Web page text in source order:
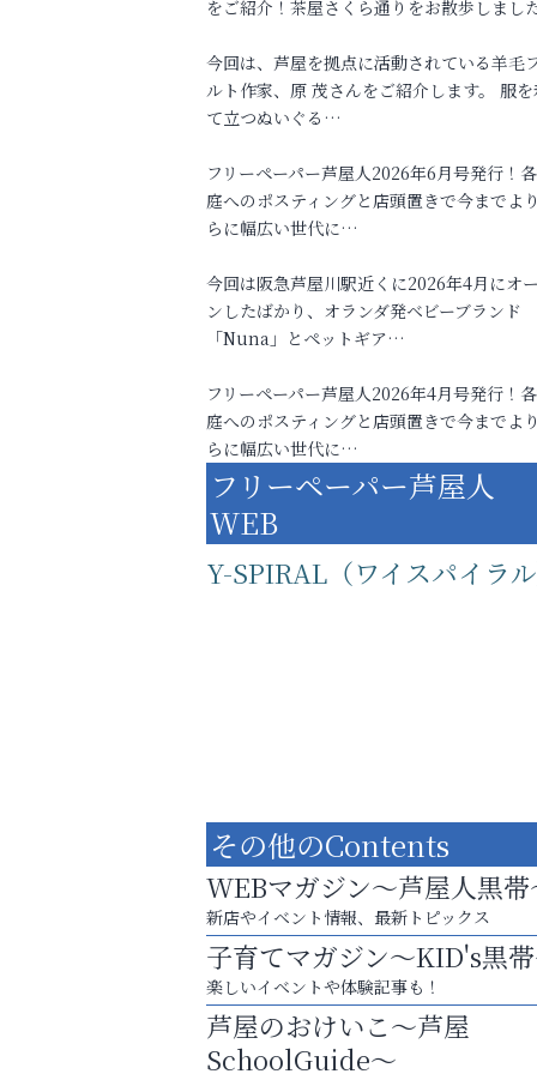
をご紹介！茶屋さくら通りをお散歩しまし
今回は、芦屋を拠点に活動されている羊毛
ルト作家、原 茂さんをご紹介します。 服を
て立つぬいぐる…
フリーペーパー芦屋人2026年6月号発行！
庭へのポスティングと店頭置きで今までよ
らに幅広い世代に…
今回は阪急芦屋川駅近くに2026年4月にオ
ンしたばかり、オランダ発ベビーブランド
「Nuna」とペットギア…
フリーペーパー芦屋人2026年4月号発行！
庭へのポスティングと店頭置きで今までよ
らに幅広い世代に…
フリーペーパー芦屋人
WEB
Y-SPIRAL（ワイスパイラル
運動不足「動かない」を解消しませんか？
南芦屋浜皮膚科クリニック
その他のContents
WEBマガジン～芦屋人黒帯
新店やイベント情報、最新トピックス
子育てマガジン～KID's黒
楽しいイベントや体験記事も！
芦屋のおけいこ～芦屋
SchoolGuide～